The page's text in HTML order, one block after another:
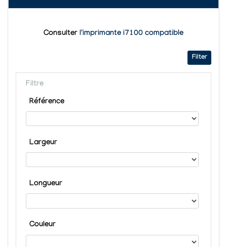
Consulter l'imprimante i7100 compatible
Filter
Filtre
Référence
Largeur
Longueur
Couleur